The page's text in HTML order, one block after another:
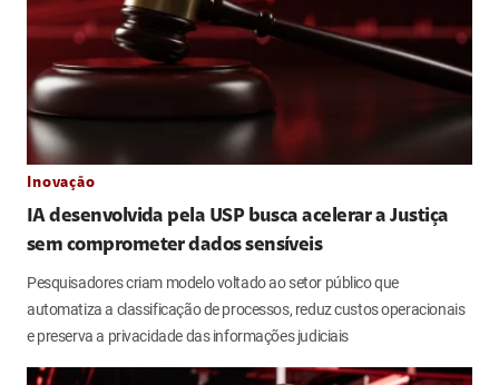
Inovação
IA desenvolvida pela USP busca acelerar a Justiça
sem comprometer dados sensíveis
Pesquisadores criam modelo voltado ao setor público que
automatiza a classificação de processos, reduz custos operacionais
e preserva a privacidade das informações judiciais